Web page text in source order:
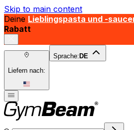
Skip to main content
Deine Lieblingspasta und -
Rabatt
Liefern nach:
Sprache: DE